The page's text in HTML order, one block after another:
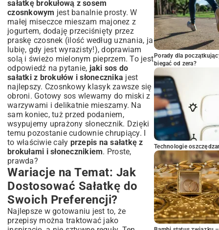
sałatkę brokułową z sosem
czosnkowym jest banalnie prosty. W
małej miseczce mieszam majonez z
jogurtem, dodaję przeciśnięty przez
praskę czosnek (ilość według uznania, ja
lubię, gdy jest wyrazisty!), doprawiam
solą i świeżo mielonym pieprzem. To jest
odpowiedź na pytanie, jaki sos do
sałatki z brokułów i słonecznika jest
najlepszy. Czosnkowy klasyk zawsze się
obroni. Gotowy sos wlewamy do miski z
warzywami i delikatnie mieszamy. Na
sam koniec, tuż przed podaniem,
wsypujemy uprażony słonecznik. Dzięki
temu pozostanie cudownie chrupiący. I
to właściwie cały przepis na sałatkę z
brokułami i słonecznikiem. Proste,
prawda?
Wariacje na Temat: Jak
Dostosować Sałatkę do
Swoich Preferencji?
Najlepsze w gotowaniu jest to, że
przepisy można traktować jako
Porady dla
biegać od zera?
Technologie